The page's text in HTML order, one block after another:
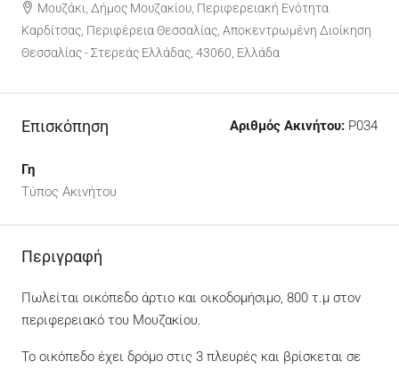
Μουζάκι, Δήμος Μουζακίου, Περιφερειακή Ενότητα
Καρδίτσας, Περιφέρεια Θεσσαλίας, Αποκεντρωμένη Διοίκηση
Θεσσαλίας - Στερεάς Ελλάδας, 43060, Ελλάδα
Επισκόπηση Αριθμός Ακινήτου: P034
Γη
Τύπος Ακινήτου
Περιγραφή
Πωλείται οικόπεδο άρτιο και οικοδομήσιμο, 800 τ.μ στον
περιφερειακό του Μουζακίου.
Το οικόπεδο έχει δρόμο στις 3 πλευρές και βρίσκεται σε